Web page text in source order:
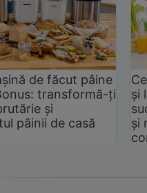
de făcut pâine
transformă-ți
și
pâinii de casă
și
și